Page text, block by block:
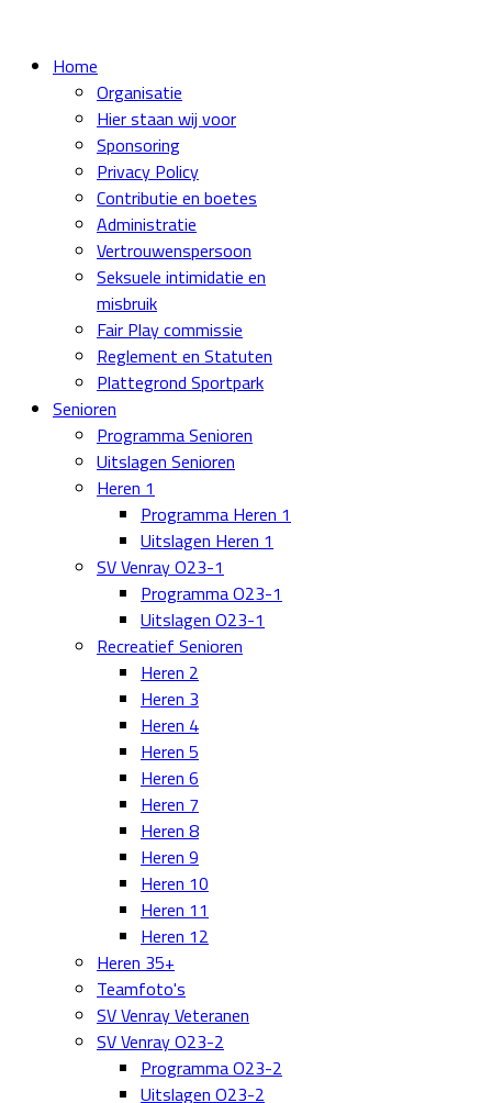
Home
Organisatie
Hier staan wij voor
Sponsoring
Privacy Policy
Contributie en boetes
Administratie
Vertrouwenspersoon
Seksuele intimidatie en
misbruik
Fair Play commissie
Reglement en Statuten
Plattegrond Sportpark
Senioren
Programma Senioren
Uitslagen Senioren
Heren 1
Programma Heren 1
Uitslagen Heren 1
SV Venray O23-1
Programma O23-1
Uitslagen O23-1
Recreatief Senioren
Heren 2
Heren 3
Heren 4
Heren 5
Heren 6
Heren 7
Heren 8
Heren 9
Heren 10
Heren 11
Heren 12
Heren 35+
Teamfoto's
SV Venray Veteranen
SV Venray O23-2
Programma O23-2
Uitslagen O23-2